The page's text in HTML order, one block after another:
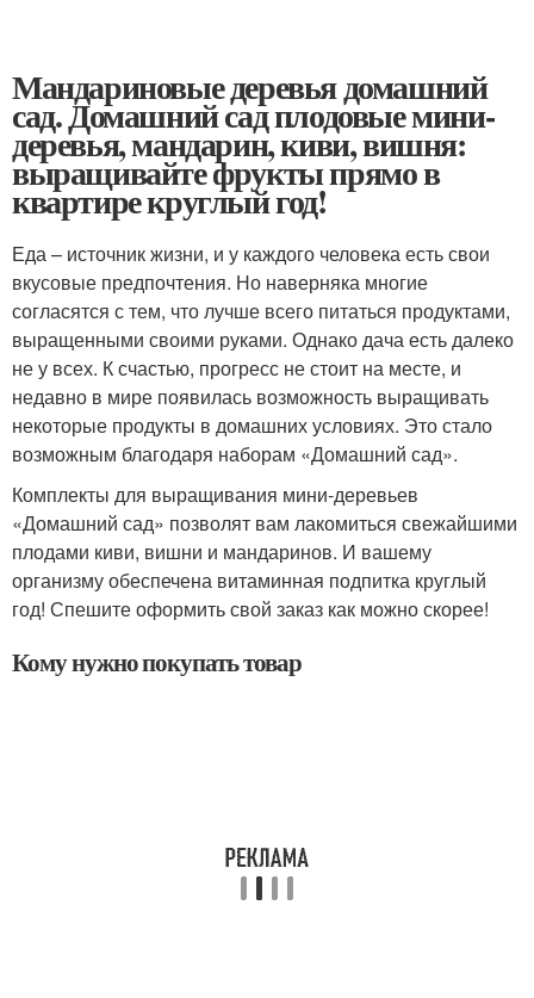
Мандариновые деревья домашний
сад. Домашний сад плодовые мини-
деревья, мандарин, киви, вишня:
выращивайте фрукты прямо в
квартире круглый год!
Еда – источник жизни, и у каждого человека есть свои
вкусовые предпочтения. Но наверняка многие
согласятся с тем, что лучше всего питаться продуктами,
выращенными своими руками. Однако дача есть далеко
не у всех. К счастью, прогресс не стоит на месте, и
недавно в мире появилась возможность выращивать
некоторые продукты в домашних условиях. Это стало
возможным благодаря наборам «Домашний сад».
Комплекты для выращивания мини-деревьев
«Домашний сад» позволят вам лакомиться свежайшими
плодами киви, вишни и мандаринов. И вашему
организму обеспечена витаминная подпитка круглый
год! Спешите оформить свой заказ как можно скорее!
Кому нужно покупать товар